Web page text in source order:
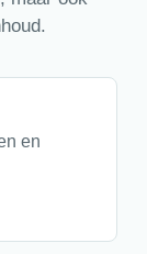
en